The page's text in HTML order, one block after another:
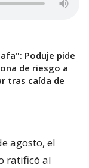
Poduje pide
de riesgo a
tras caída de
agosto, el
ratificó al